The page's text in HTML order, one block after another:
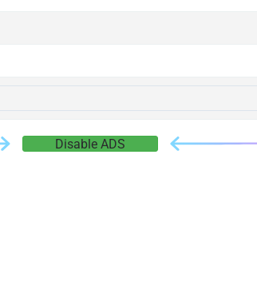
Disable ADS